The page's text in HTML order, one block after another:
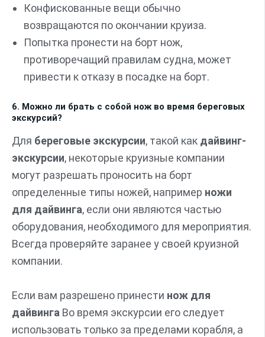
Конфискованные вещи обычно
возвращаются по окончании круиза.
Попытка пронести на борт нож,
противоречащий правилам судна, может
привести к отказу в посадке на борт.
6. Можно ли брать с собой нож во время береговых
экскурсий?
Для береговые экскурсии, такой как дайвинг-
экскурсии, некоторые круизные компании
могут разрешать проносить на борт
определенные типы ножей, например ножи
для дайвинга, если они являются частью
оборудования, необходимого для мероприятия.
Всегда проверяйте заранее у своей круизной
компании.
Если вам разрешено принести нож для
дайвинга Во время экскурсии его следует
использовать только за пределами корабля, а